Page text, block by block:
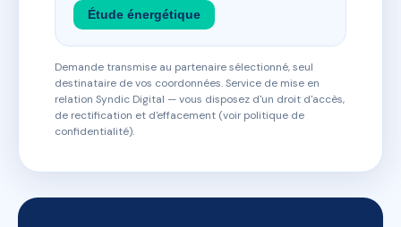
Étude énergétique
Demande transmise au partenaire sélectionné, seul
destinataire de vos coordonnées. Service de mise en
relation Syndic Digital — vous disposez d'un droit d'accès,
de rectification et d'effacement (voir politique de
confidentialité).